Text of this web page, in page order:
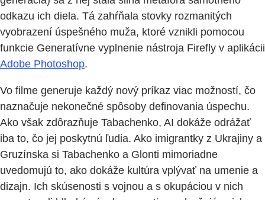
odkazu ich diela. Tá zahŕňala stovky rozmanitých
vyobrazení úspešného muža, ktoré vznikli pomocou
funkcie Generatívne vyplnenie nástroja Firefly v aplikácii
Adobe Photoshop.
Vo filme generuje každý nový príkaz viac možností, čo
naznačuje nekonečné spôsoby definovania úspechu.
Ako však zdôrazňuje Tabachenko, AI dokáže odrážať
iba to, čo jej poskytnú ľudia. Ako imigrantky z Ukrajiny a
Gruzínska si Tabachenko a Glonti mimoriadne
uvedomujú to, ako dokáže kultúra vplývať na umenie a
dizajn. Ich skúsenosti s vojnou a s okupáciou v nich